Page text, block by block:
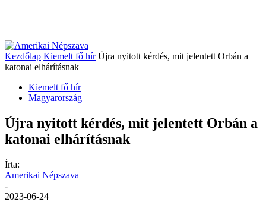
Kezdőlap Kiemelt fő hír Újra nyitott kérdés, mit jelentett Orbán a
katonai elhárításnak
Kiemelt fő hír
Magyarország
Újra nyitott kérdés, mit jelentett Orbán a
katonai elhárításnak
Írta:
Amerikai Népszava
-
2023-06-24